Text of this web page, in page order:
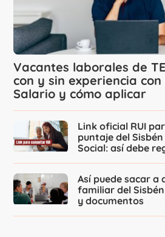
Vacantes laborales de
con y sin experiencia con
Salario y cómo aplicar
Link oficial RUI
puntaje del
Social: así debe
Así puede sacar a
familiar del
y documentos